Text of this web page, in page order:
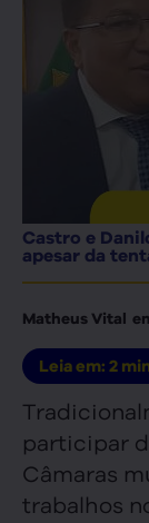
Castro e
apesar da
Matheus Vital
Leia em: 2
participar
Câmaras
trabalhos